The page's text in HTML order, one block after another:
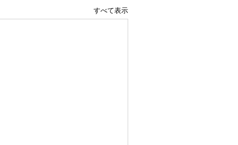
すべて表示